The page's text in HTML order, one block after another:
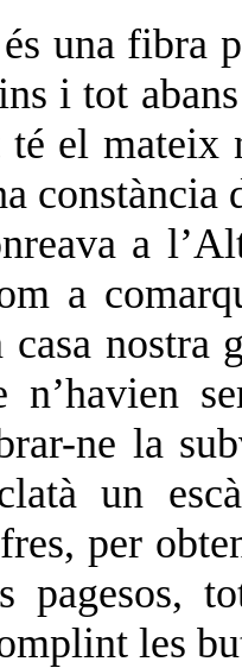
una fibra
i tot
té el
constància
a
a
nostra
n’havien
ne la
un
per
pagesos,
les